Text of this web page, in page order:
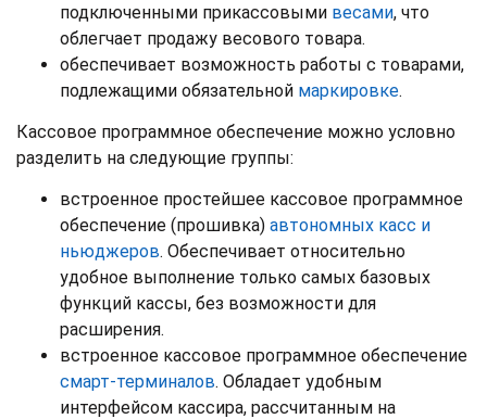
подключенными прикассовыми весами, что
облегчает продажу весового товара.
обеспечивает возможность работы с товарами,
подлежащими обязательной маркировке.
Кассовое программное обеспечение можно условно
разделить на следующие группы:
встроенное простейшее кассовое программное
обеспечение (прошивка) автономных касс и
ньюджеров. Обеспечивает относительно
удобное выполнение только самых базовых
функций кассы, без возможности для
расширения.
встроенное кассовое программное обеспечение
смарт-терминалов. Обладает удобным
интерфейсом кассира, рассчитанным на